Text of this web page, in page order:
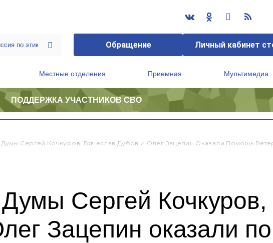
Обращение Личный кабинет
Местные отделения Приемная Мультимедиа
ПОДДЕРЖКА УЧАСТНИКОВ СВО
Сергей Кочкуров, Вячеслав Дубов И Олег Зацепин Оказали Помощь
Сергей Кочкуров,
Зацепин оказали